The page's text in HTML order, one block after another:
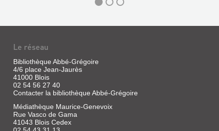
EN
Le réseau
Bibliothèque Abbé-Grégoire
4/6 place Jean-Jaurès
41000 Blois
02 54 56 27 40
Contacter la bibliothèque Abbé-Grégoire
Médiathèque Maurice-Genevoix
Rue Vasco de Gama
41043 Blois Cedex